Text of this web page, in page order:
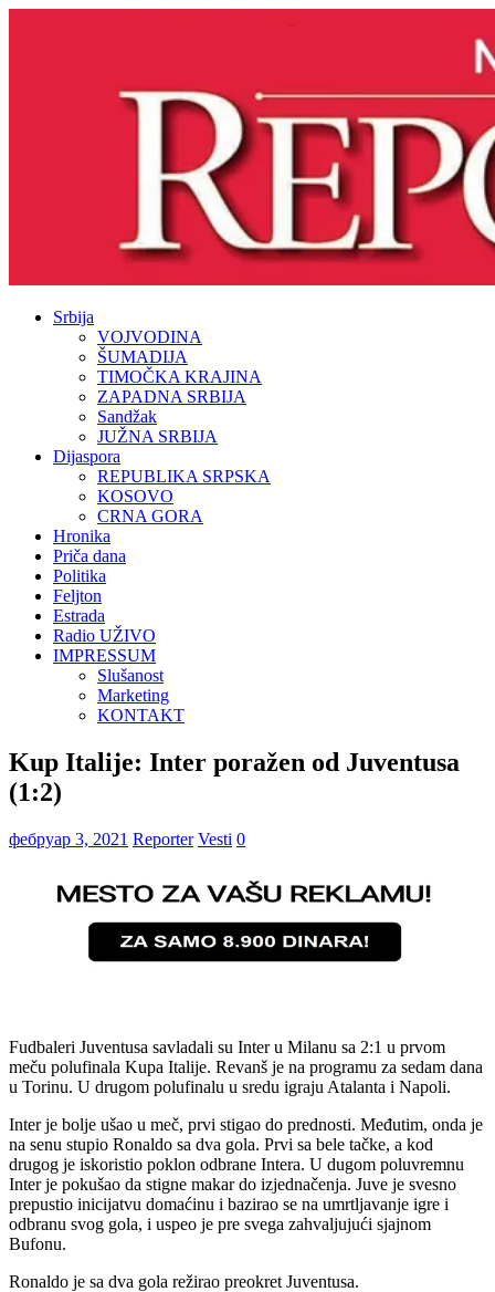
Srbija
VOJVODINA
ŠUMADIJA
TIMOČKA KRAJINA
ZAPADNA SRBIJA
Sandžak
JUŽNA SRBIJA
Dijaspora
REPUBLIKA SRPSKA
KOSOVO
CRNA GORA
Hronika
Priča dana
Politika
Feljton
Estrada
Radio UŽIVO
IMPRESSUM
Slušanost
Marketing
KONTAKT
Kup Italije: Inter poražen od Juventusa
(1:2)
фебруар 3, 2021 Reporter Vesti 0
Fudbaleri Juventusa savladali su Inter u Milanu sa 2:1 u prvom
meču polufinala Kupa Italije. Revanš je na programu za sedam dana
u Torinu. U drugom polufinalu u sredu igraju Atalanta i Napoli.
Inter je bolje ušao u meč, prvi stigao do prednosti. Međutim, onda je
na senu stupio Ronaldo sa dva gola. Prvi sa bele tačke, a kod
drugog je iskoristio poklon odbrane Intera. U dugom poluvremnu
Inter je pokušao da stigne makar do izjednačenja. Juve je svesno
prepustio inicijatvu domaćinu i bazirao se na umrtljavanje igre i
odbranu svog gola, i uspeo je pre svega zahvaljujući sjajnom
Bufonu.
Ronaldo je sa dva gola režirao preokret Juventusa.